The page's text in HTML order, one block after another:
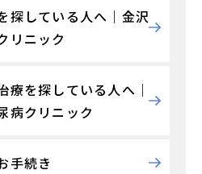
探している人へ｜金沢
リニック
療を探している人へ｜
病クリニック
手続き